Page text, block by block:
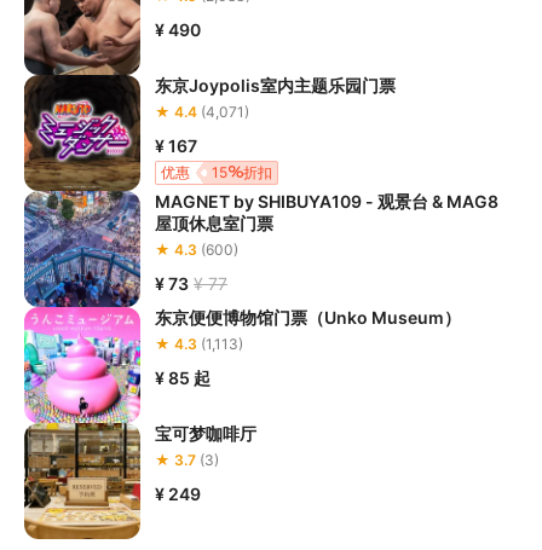
¥ 490
东京Joypolis室内主题乐园门票
★ 4.4 (4,071)
¥ 167
15 折扣
优惠
MAGNET by SHIBUYA109 - 观景台 & MAG8
屋顶休息室门票
★ 4.3 (600)
¥ 73 ¥ 77
东京便便博物馆门票（Unko Museum）
★ 4.3 (1,113)
¥ 85 起
宝可梦咖啡厅
★ 3.7 (3)
¥ 249